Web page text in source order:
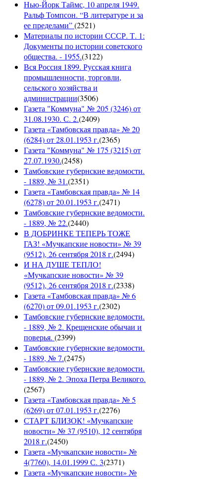
Нью-Йорк Таймс, 10 апреля 1949.
Ральф Томпсон. “В литературе и за
ее пределами”(2521)
Материалы по истории СССР. Т. 1:
Документы по истории советского
общества. - 1955.(3122)
Вся Россия 1899. Русская книга
промышленности, торговли,
сельского хозяйства и
администрации(3506)
Газета "Коммуна" № 205 (3246) от
31.08.1930. С. 2.(2409)
Газета «Тамбовская правда» № 20
(6284) от 28.01.1953 г.(2365)
Газета "Коммуна" № 175 (3215) от
27.07.1930.(2458)
Тамбовские губернские ведомости.
- 1889, № 31.(2351)
Газета «Тамбовская правда» № 14
(6278) от 20.01.1953 г.(2471)
Тамбовские губернские ведомости.
- 1889, № 22.(2440)
В ДОБРИНКЕ ТЕПЕРЬ ТОЖЕ
ГАЗ! «Мучкапские новости» № 39
(9512), 26 сентября 2018 г.(2494)
И НА ДУШЕ ТЕПЛО!
«Мучкапские новости» № 39
(9512), 26 сентября 2018 г.(2338)
Газета «Тамбовская правда» № 6
(6270) от 09.01.1953 г.(2302)
Тамбовские губернские ведомости.
- 1889, № 2. Крещенские обычаи и
поверья. (2399)
Тамбовские губернские ведомости.
- 1889, № 7.(2475)
Тамбовские губернские ведомости.
- 1889, № 2. Эпоха Петра Великого.
(2567)
Газета «Тамбовская правда» № 5
(6269) от 07.01.1953 г.(2276)
СТАРТ БЛИЗОК! «Мучкапские
новости» № 37 (9510), 12 сентября
2018 г.(2450)
Газета «Мучкапские новости» №
4(7760), 14.01.1999 С. 3(2371)
Газета «Мучкапские новости» №